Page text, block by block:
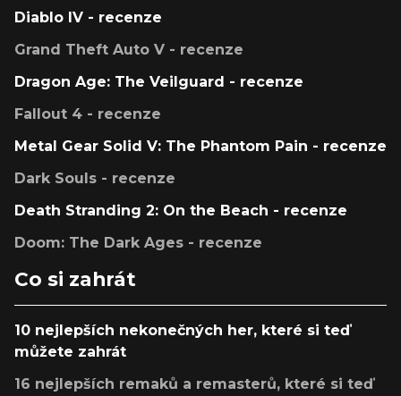
Diablo IV - recenze
Grand Theft Auto V - recenze
Dragon Age: The Veilguard - recenze
Fallout 4 - recenze
Metal Gear Solid V: The Phantom Pain - recenze
Dark Souls - recenze
Death Stranding 2: On the Beach - recenze
Doom: The Dark Ages - recenze
Co si zahrát
10 nejlepších nekonečných her, které si teď
můžete zahrát
16 nejlepších remaků a remasterů, které si teď